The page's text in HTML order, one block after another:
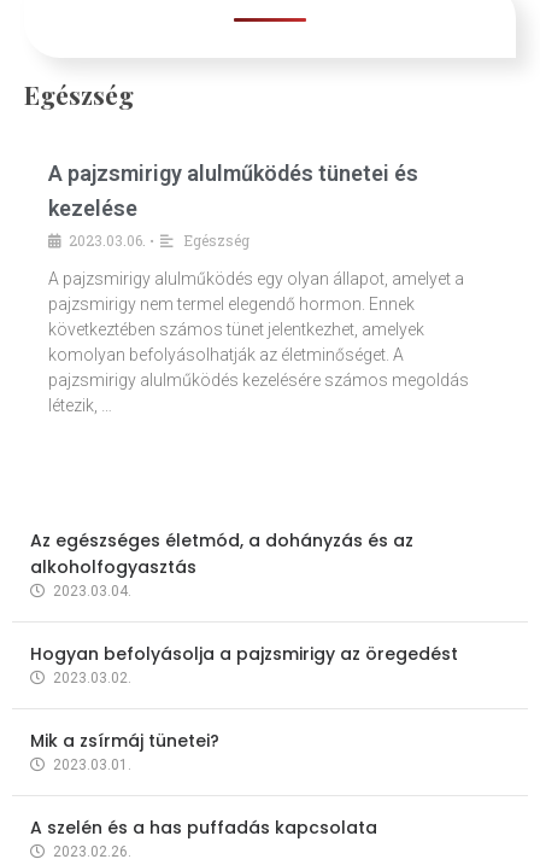
Egészség
A pajzsmirigy alulműködés tünetei és
kezelése
2023.03.06. •
Egészség
A pajzsmirigy alulműködés egy olyan állapot, amelyet a
pajzsmirigy nem termel elegendő hormon. Ennek
következtében számos tünet jelentkezhet, amelyek
komolyan befolyásolhatják az életminőséget. A
pajzsmirigy alulműködés kezelésére számos megoldás
létezik, …
Az egészséges életmód, a dohányzás és az
alkoholfogyasztás
2023.03.04.
Hogyan befolyásolja a pajzsmirigy az öregedést
2023.03.02.
Mik a zsírmáj tünetei?
2023.03.01.
A szelén és a has puffadás kapcsolata
2023.02.26.